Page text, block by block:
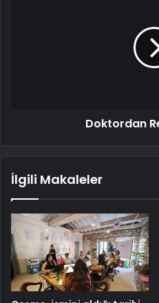
Doktordan
İlgili Makaleler